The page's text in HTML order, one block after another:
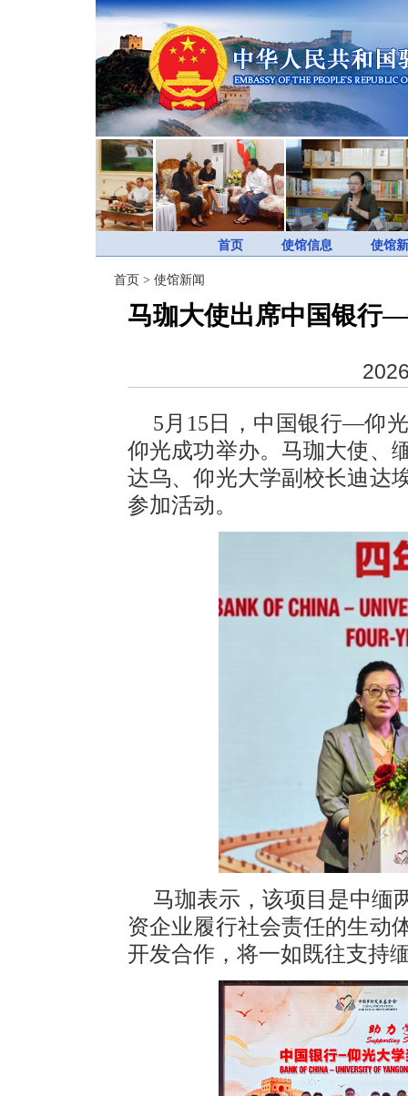
首页 使馆信息 使馆
首页 > 使馆新闻
马珈大使出席中国银行
5月15日，中国银行—仰
仰光成功举办。马珈大使、
达乌、仰光大学副校长迪达
参加活动。
马珈表示，该项目是中缅
资企业履行社会责任的生动
开发合作，将一如既往支持